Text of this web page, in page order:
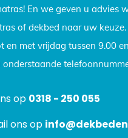
En we geven u advies
of dekbed naar uw
en met vrijdag tussen 9.00
onderstaande
op 0318 - 250 055
ons op